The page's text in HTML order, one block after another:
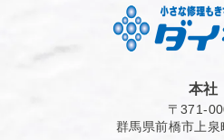
本社
〒371-
群馬県前橋市上